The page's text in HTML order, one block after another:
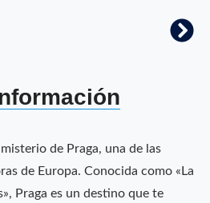
de Praga, una de las
de Europa. Conocida como «La
Praga es un destino que te